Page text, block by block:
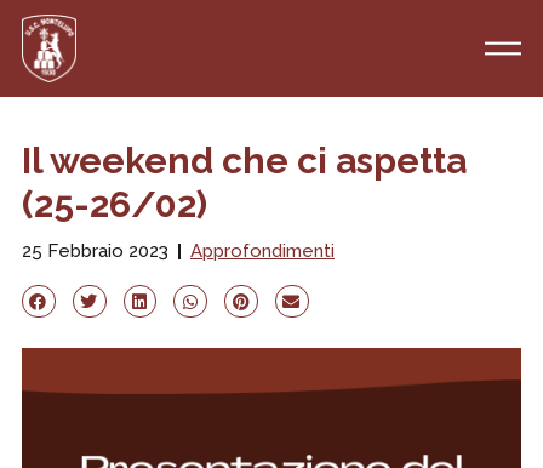
Il weekend che ci aspetta
(25-26/02)
25 Febbraio 2023 Approfondimenti